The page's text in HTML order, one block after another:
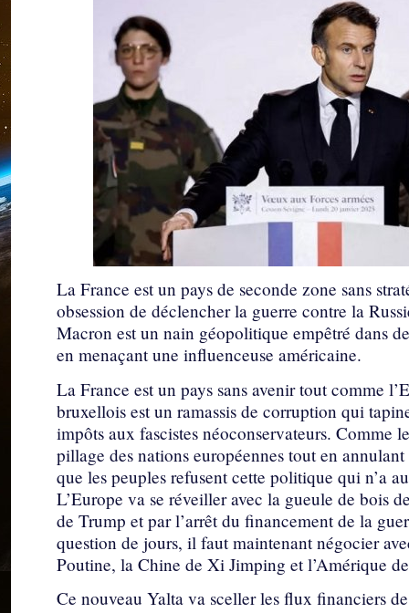
La France est un pays de seconde zone sans
obsession de déclencher la guerre contre la
Macron est un nain géopolitique empêtré dans
en menaçant une influenceuse américaine.
La France est un pays sans avenir tout comme
bruxellois est un ramassis de corruption qui
impôts aux fascistes néoconservateurs. Comme
pillage des nations européennes tout en
que les peuples refusent cette politique qui n’a
L’Europe va se réveiller avec la gueule de bois
de Trump et par l’arrêt du financement de la
question de jours, il faut maintenant négocier
Poutine, la Chine de Xi Jimping et l’Amérique
Ce nouveau Yalta va sceller les flux financiers